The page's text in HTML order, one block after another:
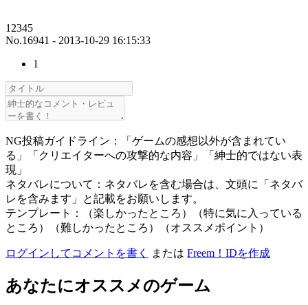
12345
No.16941 - 2013-10-29 16:15:33
1
NG投稿ガイドライン：「ゲームの感想以外が含まれてい
る」「クリエイターへの攻撃的な内容」「紳士的ではない表
現」
ネタバレについて：ネタバレを含む場合は、文頭に「ネタバ
レを含みます」と記載をお願いします。
テンプレート：（楽しかったところ）（特に気に入っている
ところ）（難しかったところ）（オススメポイント）
ログインしてコメントを書く または Freem！IDを作成
あなたにオススメのゲーム